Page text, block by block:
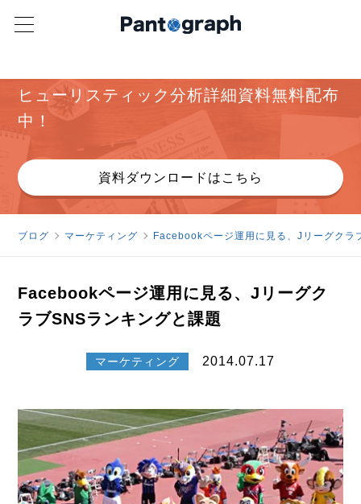
ヒューリスティック分析詳細資料無料配布
中！
資料ダウンロードはこちら
ブログ マーケティング Facebookページ運用に見る、Jリーグクラ
Facebookページ運用に見る、Jリーグク
ラブSNSランキングと課題
マーケティング 2014.07.17